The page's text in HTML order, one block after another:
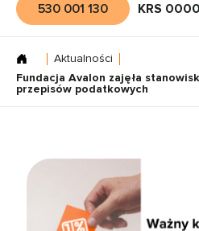
530 001 130
KRS
Aktualności
Fundacja Avalon zajęła
przepisów podatkowych